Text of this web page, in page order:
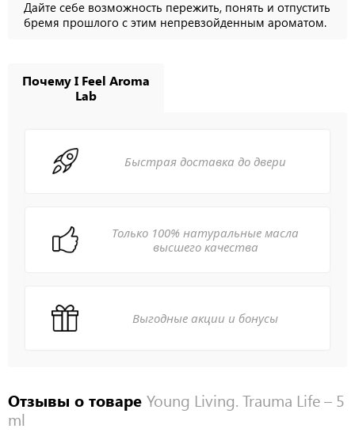
Дайте себе возможность пережить, понять и отпустить
бремя прошлого с этим непревзойденным ароматом.
Почему I Feel Aroma
Lab
Быстрая доставка до двери
Только 100% натуральные масла
высшего качества
Выгодные акции и бонусы
Отзывы о товаре Young Living. Trauma Life – 5
ml